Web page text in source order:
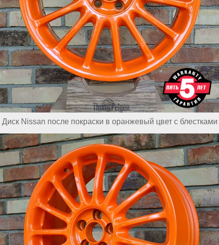
Диск Nissan после покраски в оранжевый цвет с блестками